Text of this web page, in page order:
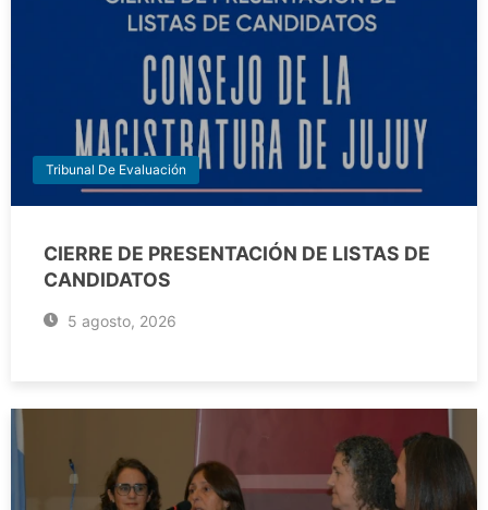
Tribunal De Evaluación
CIERRE DE PRESENTACIÓN DE LISTAS DE
CANDIDATOS
5 agosto, 2026